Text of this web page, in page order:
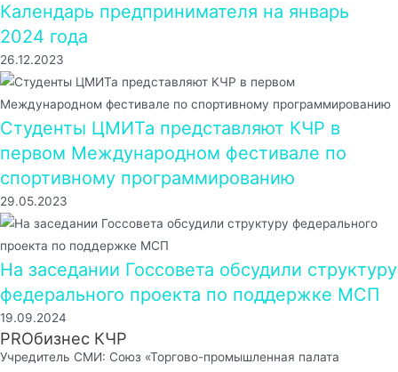
Календарь предпринимателя на январь
2024 года
26.12.2023
Студенты ЦМИТа представляют КЧР в
первом Международном фестивале по
спортивному программированию
29.05.2023
На заседании Госсовета обсудили структуру
федерального проекта по поддержке МСП
19.09.2024
PROбизнес КЧР
Учредитель СМИ: Союз «Торгово-промышленная палата